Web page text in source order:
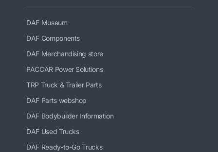
DAF Museum
DAF Components
DAF Merchandising store
PACCAR Power Solutions
TRP Truck & Trailer Parts
DAF Parts webshop
DAF Bodybuilder Information
DAF Used Trucks
DAF Ready-to-Go Trucks